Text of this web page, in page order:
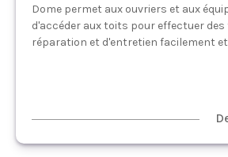
Dome permet aux ouvriers et aux
d'accéder aux toits pour effectuer des
réparation et d'entretien facilement et